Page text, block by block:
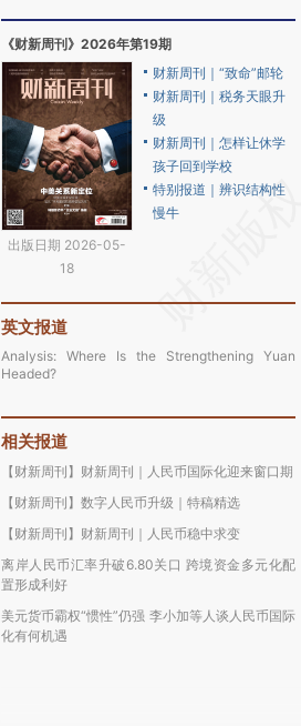
《财新周刊》2026年第19期
出版日期 2026-05-
18
财新周刊｜“致命”邮轮
财新周刊｜税务天眼升
级
财新周刊｜怎样让休学
孩子回到学校
特别报道｜辨识结构性
慢牛
英文报道
Analysis: Where Is the Strengthening Yuan
Headed?
相关报道
【财新周刊】财新周刊｜人民币国际化迎来窗口期
【财新周刊】数字人民币升级｜特稿精选
【财新周刊】财新周刊｜人民币稳中求变
离岸人民币汇率升破6.80关口 跨境资金多元化配
置形成利好
美元货币霸权“惯性”仍强 李小加等人谈人民币国际
化有何机遇